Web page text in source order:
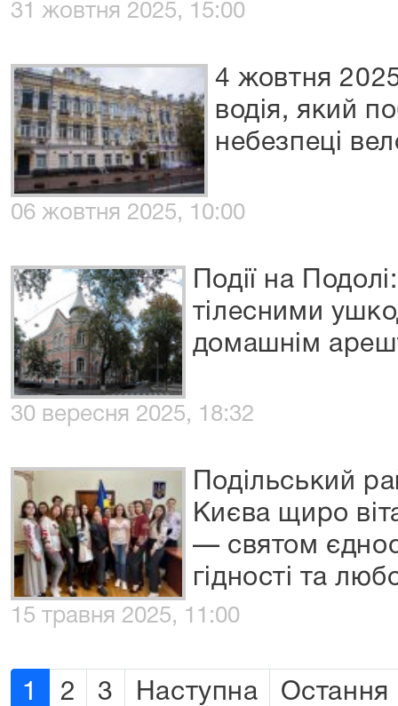
31 жовтня 2025, 15:00
4 жовтня
водія, який
небезпеці
06 жовтня 2025, 10:00
Події на
тілесними
домашнім
30 вересня 2025, 18:32
Подільський
Києва щиро
— святом
гідності та
15 травня 2025, 11:00
1 2 3 Наступна Остання